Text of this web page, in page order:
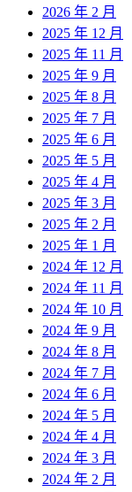
2026 年 2 月
2025 年 12 月
2025 年 11 月
2025 年 9 月
2025 年 8 月
2025 年 7 月
2025 年 6 月
2025 年 5 月
2025 年 4 月
2025 年 3 月
2025 年 2 月
2025 年 1 月
2024 年 12 月
2024 年 11 月
2024 年 10 月
2024 年 9 月
2024 年 8 月
2024 年 7 月
2024 年 6 月
2024 年 5 月
2024 年 4 月
2024 年 3 月
2024 年 2 月